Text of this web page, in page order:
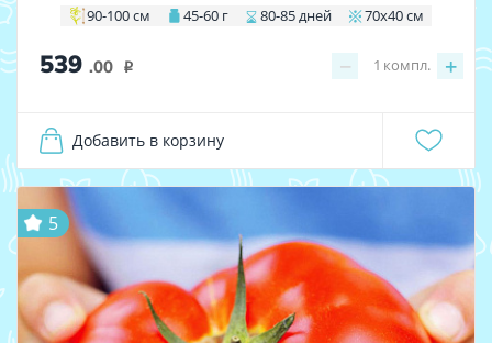
90-100 см 45-60 г 80-85 дней 70х40 см
539 .00 i − +
1 компл.
Добавить в корзину
5